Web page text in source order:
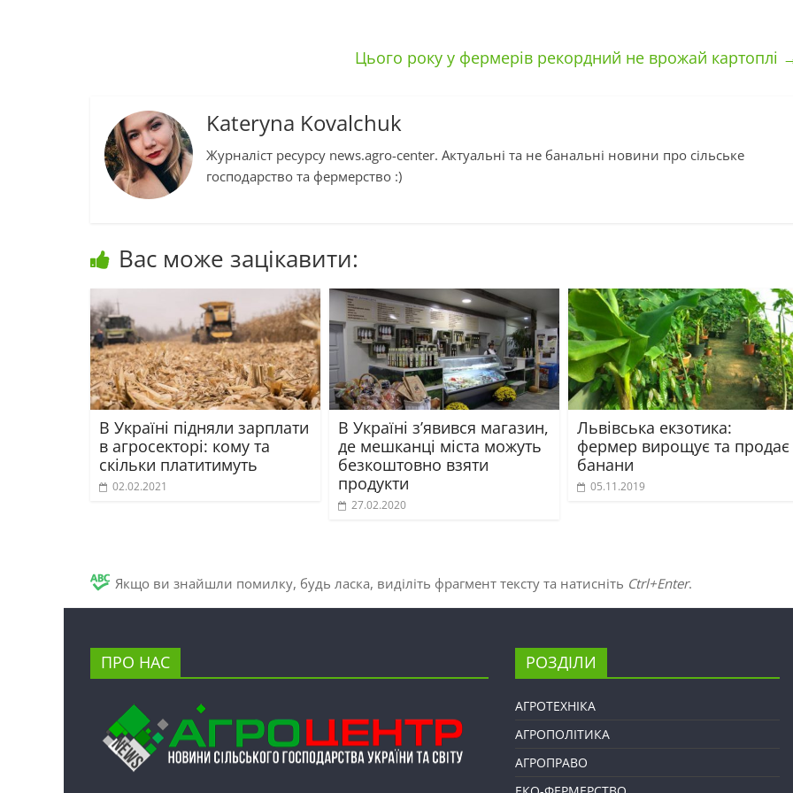
Цього року у фермерів рекордний не врожай картоплі
Kateryna Kovalchuk
Журналіст ресурсу news.agro-center. Актуальні та не банальні новини про сільське
господарство та фермерство :)
Вас може зацікавити:
В Україні підняли зарплати
в агросекторі: кому та
скільки платитимуть
02.02.2021
В Україні з’явився магазин,
де мешканці міста можуть
безкоштовно взяти
продукти
27.02.2020
Львівська екзотика:
фермер вирощує та продає
банани
05.11.2019
Якщо ви знайшли помилку, будь ласка, виділіть фрагмент тексту та натисніть Ctrl+Enter.
ПРО НАС РОЗДІЛИ
АГРОТЕХНІКА
АГРОПОЛІТИКА
АГРОПРАВО